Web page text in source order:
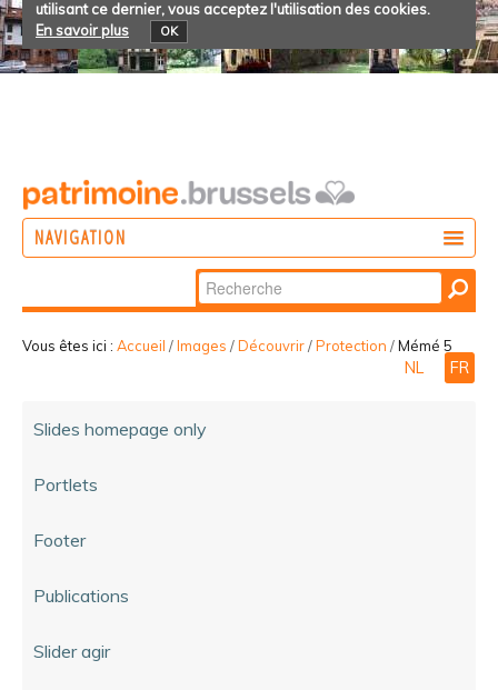
utilisant ce dernier, vous acceptez l'utilisation des cookies.
En savoir plus
OK
NAVIGATION
Chercher par
Recherche
avancée…
Vous êtes ici : Accueil /Images /Découvrir/Protection /Mémé 5
NL FR
Slides homepage only
Portlets
Footer
Publications
Slider agir